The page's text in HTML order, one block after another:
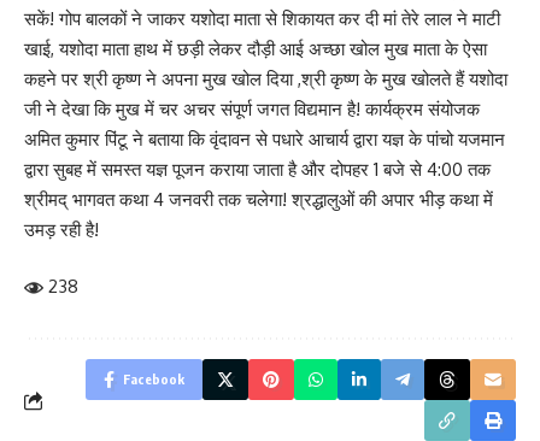
सकें! गोप बालकों ने जाकर यशोदा माता से शिकायत कर दी मां तेरे लाल ने माटी
खाई, यशोदा माता हाथ में छड़ी लेकर दौड़ी आई अच्छा खोल मुख माता के ऐसा
कहने पर श्री कृष्ण ने अपना मुख खोल दिया ,श्री कृष्ण के मुख खोलते हैं यशोदा
जी ने देखा कि मुख में चर अचर संपूर्ण जगत विद्यमान है! कार्यक्रम संयोजक
अमित कुमार पिंटू ने बताया कि वृंदावन से पधारे आचार्य द्वारा यज्ञ के पांचो यजमान
द्वारा सुबह में समस्त यज्ञ पूजन कराया जाता है और दोपहर 1 बजे से 4:00 तक
श्रीमद् भागवत कथा 4 जनवरी तक चलेगा! श्रद्धालुओं की अपार भीड़ कथा में
उमड़ रही है!
238
Facebook